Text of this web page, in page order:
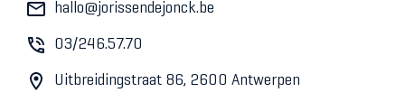
hallo@jorissendejonck.be
03/246.57.70
Uitbreidingstraat 86, 2600 Antwerpen